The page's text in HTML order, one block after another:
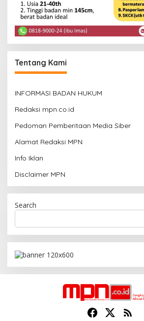
Tentang Kami
INFORMASI BADAN HUKUM
Redaksi mpn.co.id
Pedoman Pemberitaan Media Siber
Alamat Redaksi MPN
Info Iklan
Disclaimer MPN
Search